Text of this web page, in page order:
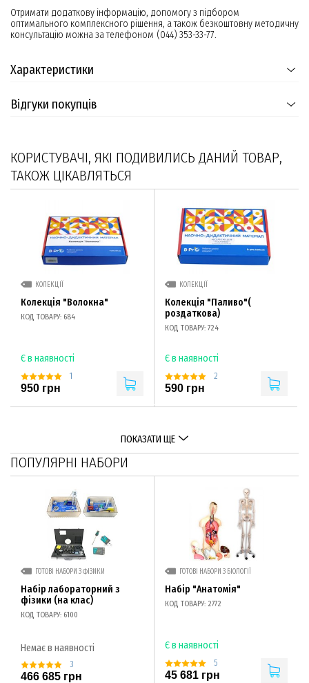
Отримати додаткову інформацію, допомогу з підбором
оптимального комплексного рішення, а також безкоштовну методичну
консультацію можна за телефоном (044) 353-33-77.
Характеристики
Відгуки покупців
КОРИСТУВАЧІ, ЯКІ ПОДИВИЛИСЬ ДАНИЙ ТОВАР,
ТАКОЖ ЦІКАВЛЯТЬСЯ
КОЛЕКЦІЇ
Колекція "Волокна"
КОД ТОВАРУ: 684
Є в наявності
1
950 грн
КОЛЕКЦІЇ
Колекція "Паливо"(
роздаткова)
КОД ТОВАРУ: 724
Є в наявності
2
590 грн
ПОКАЗАТИ ЩЕ
ПОПУЛЯРНІ НАБОРИ
ГОТОВІ НАБОРИ З ФІЗИКИ
Набір лабораторний з
фізики (на клас)
КОД ТОВАРУ: 6100
Немає в наявності
3
466 685 грн
ГОТОВІ НАБОРИ З БІОЛОГІЇ
Набір "Анатомія"
КОД ТОВАРУ: 2772
Є в наявності
5
45 681 грн